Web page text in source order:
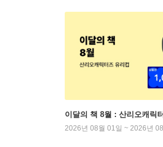
이달의 책 8월 : 산리오캐릭
2026년 08월 01일 ~ 2026년